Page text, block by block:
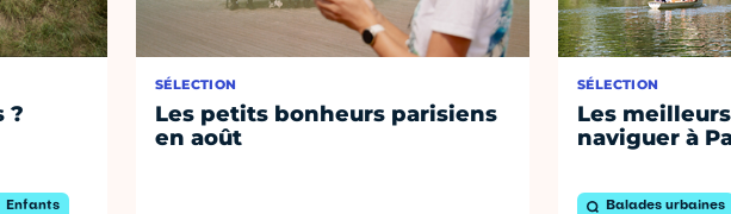
?
Enfants
SÉLECTION
Les petits bonheurs parisiens
en août
SÉLECTION
Les
naviguer à
Balades urbaines